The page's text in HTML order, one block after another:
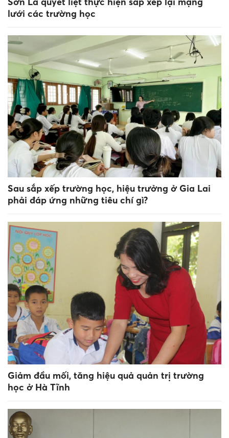
lưới các trường học
Sau sắp xếp trường học, hiệu trưởng ở Gia Lai
phải đáp ứng những tiêu chí gì?
Giảm đầu mối, tăng hiệu quả quản trị trường
học ở Hà Tĩnh